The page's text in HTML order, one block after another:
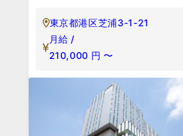
東京都港区芝浦3-1-21
月給 /
210,000 円 〜